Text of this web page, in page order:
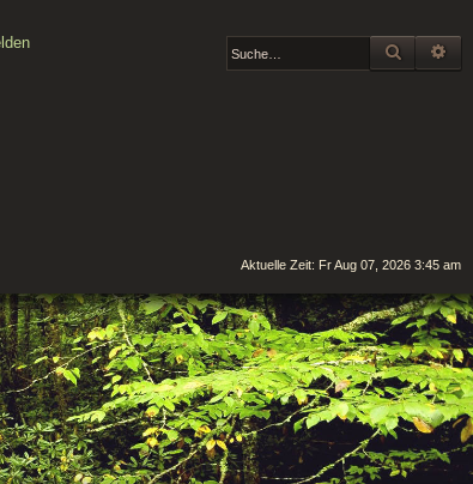
SUCHE
Aktuelle Zeit: Fr Aug 07, 2026 3:45 am